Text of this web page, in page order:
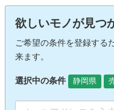
欲しいモノが見つ
ご希望の条件を登録する
来ます。
選択中の条件 静岡県